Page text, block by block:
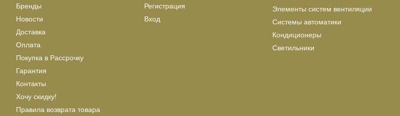
Бренды
Новости
Доставка
Оплата
Покупка в Рассрочку
Гарантия
Контакты
Хочу скидку!
Правила возврата товара
Регистрация
Вход
Элементы систем вентиляции
Системы автоматики
Кондиционеры
Светильники